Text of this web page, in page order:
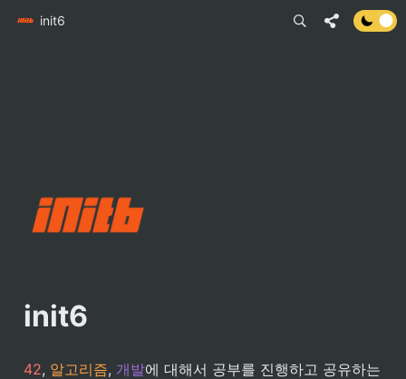
init6
init6
42, 알고리즘, 개발에 대해서 공부를 진행하고 공유하는